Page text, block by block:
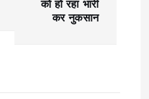
को हो रहा भारी
कर नुकसान